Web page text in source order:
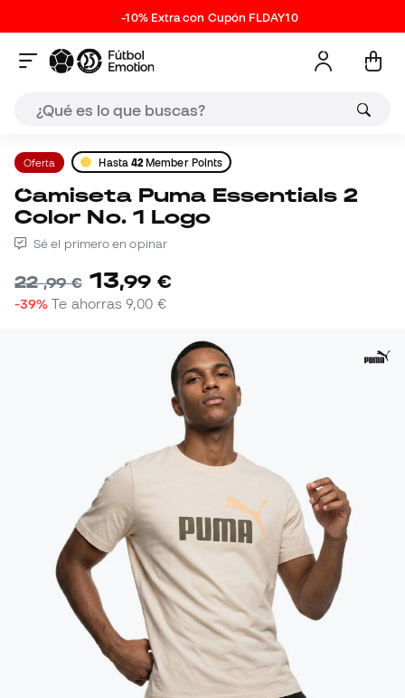
-10% Extra con Cupón FLDAY10
Oferta Hasta 42 Member Points
Camiseta Puma Essentials 2
Color No. 1 Logo
Sé el primero en opinar
22,99 € 13,99 €
-39% Te ahorras9,00 €